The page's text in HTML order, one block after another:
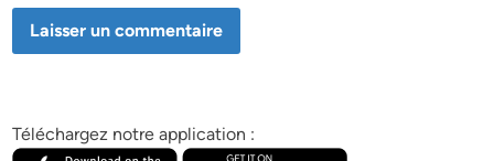
Téléchargez notre application :